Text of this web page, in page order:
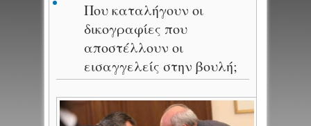
Που καταλήγουν οι
δικογραφίες που
αποστέλλουν οι
εισαγγελείς στην βουλή;